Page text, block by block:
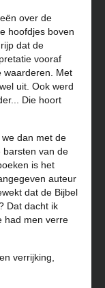
over de
hoofdjes boven
dat de
vooraf
waarderen. Met
uit. Ook werd
Die hoort
dan met de
barsten van de
is het
auteur
dat de Bijbel
Dat dacht ik
had men verre
verrijking,